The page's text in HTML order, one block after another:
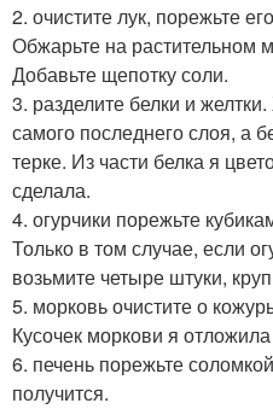
2. очистите лук, порежьте
Обжарьте на растительном
Добавьте щепотку соли.
3. разделите белки и
самого последнего слоя, а
терке. Из части белка я
сделала.
4. огурчики порежьте
Только в том случае, если
возьмите четыре штуки,
5. морковь очистите о
Кусочек моркови я
6. печень порежьте
получится.